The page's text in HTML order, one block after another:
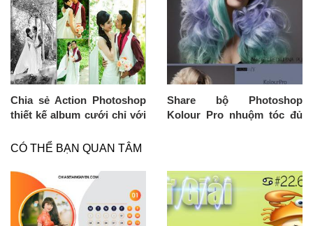
Chia sẻ Action Photoshop
thiết kế album cưới chỉ với
Share bộ Photoshop
Kolour Pro nhuộm tóc đủ
CÓ THỂ BẠN QUAN TÂM